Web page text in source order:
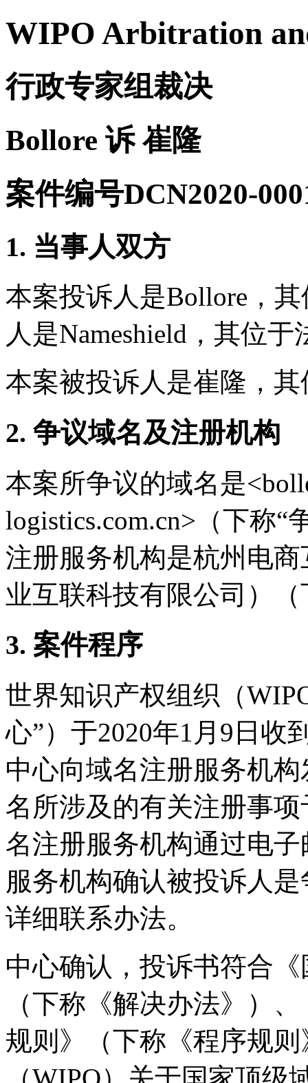
WIPO Arbitration
行政专家组裁决
Bollore 诉 崔隆
案件编号DCN2020-
1. 当事人双方
本案投诉人是Bollore，
人是Nameshield，其位于
本案被投诉人是崔隆，
2. 争议域名及注册机构
本案所争议的域名是
logistics.com.cn>（下称
注册服务机构是杭州电
业互联科技有限公司）
3. 案件程序
世界知识产权组织（
心”）于2020年1月9日收
中心向域名注册服务机
名所涉及的有关注册事
名注册服务机构通过电
服务机构确认被投诉人
详细联系办法。
中心确认，投诉书符合
（下称《解决办法》）
规则》（下称《程序规